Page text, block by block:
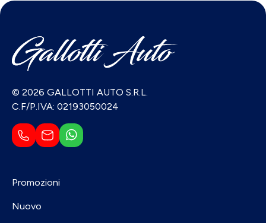
© 2026 GALLOTTI AUTO S.R.L.
C.F/P.IVA: 02193050024
Promozioni
Nuovo